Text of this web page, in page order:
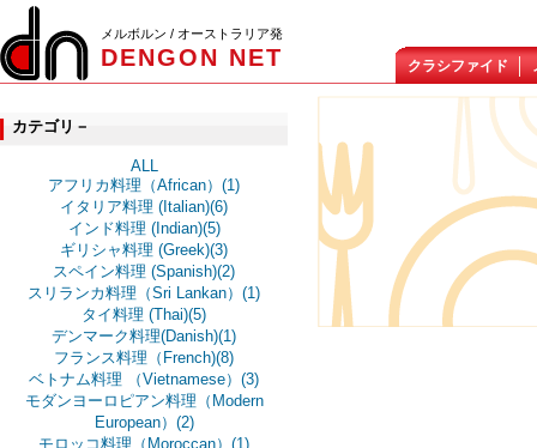
メルボルン / オーストラリア発
DENGON NET クラシファイド
カテゴリ－
ALL
アフリカ料理（African）(1)
イタリア料理 (Italian)(6)
インド料理 (Indian)(5)
ギリシャ料理 (Greek)(3)
スペイン料理 (Spanish)(2)
スリランカ料理（Sri Lankan）(1)
タイ料理 (Thai)(5)
デンマーク料理(Danish)(1)
フランス料理（French)(8)
ベトナム料理 （Vietnamese）(3)
モダンヨーロピアン料理（Modern
European）(2)
モロッコ料理（Moroccan）(1)